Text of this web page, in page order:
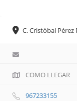
C. Cristóbal Pérez
COMO LLEGAR
967233155